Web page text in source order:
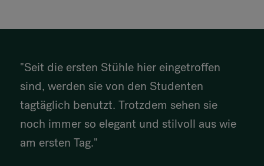
"Seit die ersten Stühle hier eingetroffen
sind, werden sie von den Studenten
tagtäglich benutzt. Trotzdem sehen sie
noch immer so elegant und stilvoll aus wie
am ersten Tag."